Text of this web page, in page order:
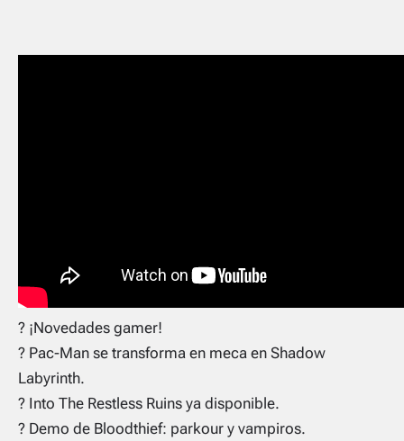
? ¡Novedades gamer!
? Pac-Man se transforma en meca en Shadow
Labyrinth.
? Into The Restless Ruins ya disponible.
? Demo de Bloodthief: parkour y vampiros.